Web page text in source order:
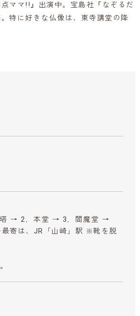
ママ!!』出演中。宝島社『なぞるだ
特に好きな仏像は、東寺講堂の降
塔 → 2．本堂 → 3．閻魔堂 →
寄は、JR「山崎」駅 ※靴を脱